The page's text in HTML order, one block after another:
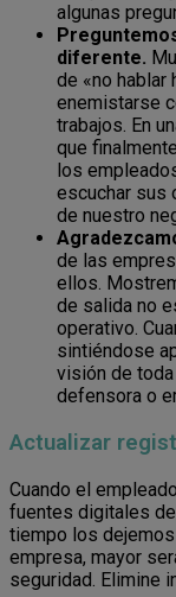
algunas
diferente.
de «no hablar
enemistarse
trabajos. En
que
los
escuchar sus
de nuestro
de las
ellos.
de salida no
operativo.
sintiéndose
visión de
defensora o
Actualizar
Cuando el
fuentes digitales
tiempo los
empresa, mayor
seguridad. Elimine